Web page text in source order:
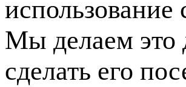
Мы делаем это
сделать его